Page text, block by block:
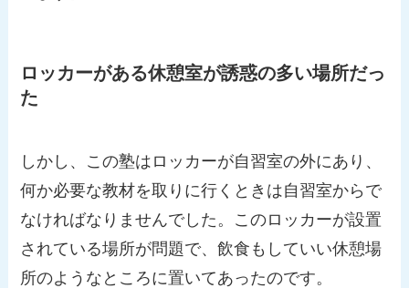
ロッカーがある休憩室が誘惑の多い場所だっ
た
しかし、この塾はロッカーが自習室の外にあり、
何か必要な教材を取りに行くときは自習室からで
なければなりませんでした。このロッカーが設置
されている場所が問題で、飲食もしていい休憩場
所のようなところに置いてあったのです。